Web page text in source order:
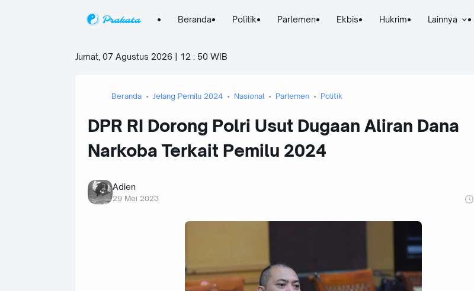
Beranda Politik Parlemen Ekbis Hukrim Lainnya
Jumat, 07 Agustus 2026 | 12 : 50 WIB
Beranda Jelang Pemilu 2024 Nasional Parlemen Politik
DPR RI Dorong Polri Usut Dugaan Aliran Dana
Narkoba Terkait Pemilu 2024
Adien
29 Mei 2023